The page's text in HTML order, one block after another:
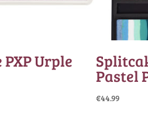
Urple
Pastel
€44.99